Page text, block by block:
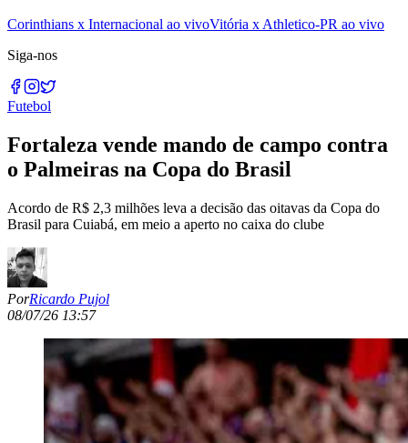
Corinthians x Internacional ao vivoVitória x Athletico-PR ao vivo
Siga-nos
Futebol
Fortaleza vende mando de campo contra
o Palmeiras na Copa do Brasil
Acordo de R$ 2,3 milhões leva a decisão das oitavas da Copa do
Brasil para Cuiabá, em meio a aperto no caixa do clube
PorRicardo Pujol
08/07/26 13:57